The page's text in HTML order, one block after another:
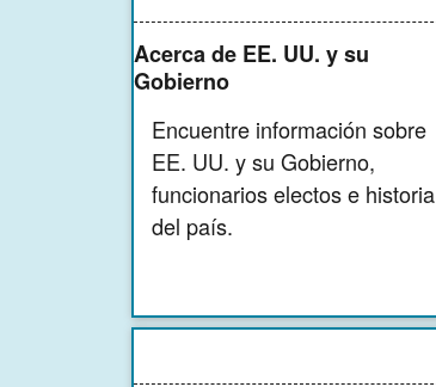
Acerca de EE. UU. y su
Gobierno
Encuentre información sobre
EE. UU. y su Gobierno,
funcionarios electos e historia
del país.